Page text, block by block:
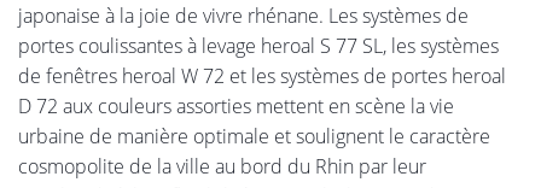
japonaise à la joie de vivre rhénane. Les systèmes de
portes coulissantes à levage heroal S 77 SL, les systèmes
de fenêtres heroal W 72 et les systèmes de portes heroal
D 72 aux couleurs assorties mettent en scène la vie
urbaine de manière optimale et soulignent le caractère
cosmopolite de la ville au bord du Rhin par leur